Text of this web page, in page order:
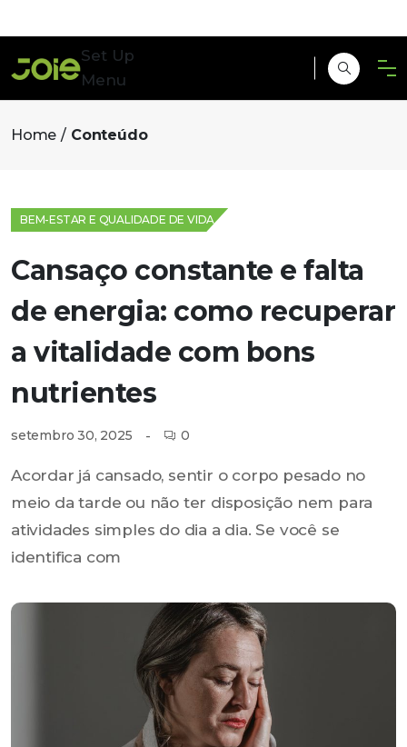
Set Up
Menu
Home Conteúdo
BEM-ESTAR E QUALIDADE DE VIDA
Cansaço constante e falta
de energia: como recuperar
a vitalidade com bons
nutrientes
setembro 30, 2025 0
Acordar já cansado, sentir o corpo pesado no
meio da tarde ou não ter disposição nem para
atividades simples do dia a dia. Se você se
identifica com